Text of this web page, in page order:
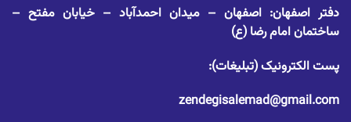
دفتر اصفهان: اصفهان – میدان احمدآباد – خیابان مفتح –
ساختمان امام رضا (ع)
پست الکترونیک (تبلیغات):
zendegisalemad@gmail.com